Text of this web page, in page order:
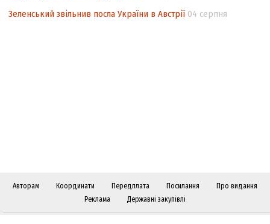
Зеленський звільнив посла України в Австрії 04 серпня
Авторам Координати Передплата Посилання
Про видання
Реклама
Державні закупівлі